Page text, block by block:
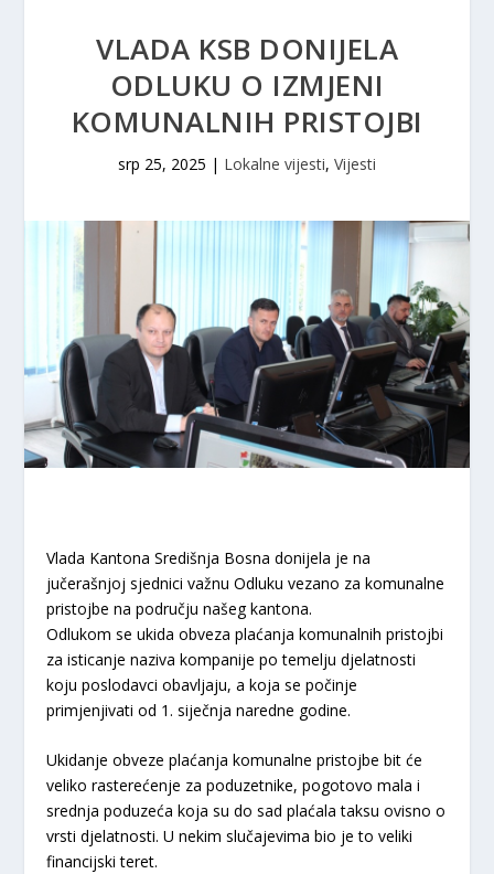
VLADA KSB DONIJELA
ODLUKU O IZMJENI
KOMUNALNIH PRISTOJBI
srp 25, 2025 | Lokalne vijesti, Vijesti
Vlada Kantona Središnja Bosna donijela je na
jučerašnjoj sjednici važnu Odluku vezano za komunalne
pristojbe na području našeg kantona.
Odlukom se ukida obveza plaćanja komunalnih pristojbi
za isticanje naziva kompanije po temelju djelatnosti
koju poslodavci obavljaju, a koja se počinje
primjenjivati od 1. siječnja naredne godine.
Ukidanje obveze plaćanja komunalne pristojbe bit će
veliko rasterećenje za poduzetnike, pogotovo mala i
srednja poduzeća koja su do sad plaćala taksu ovisno o
vrsti djelatnosti. U nekim slučajevima bio je to veliki
financijski teret.